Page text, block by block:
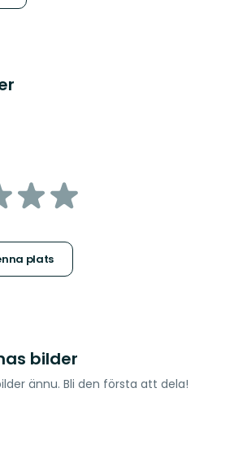
plats
bilder
ännu. Bli den första att dela!